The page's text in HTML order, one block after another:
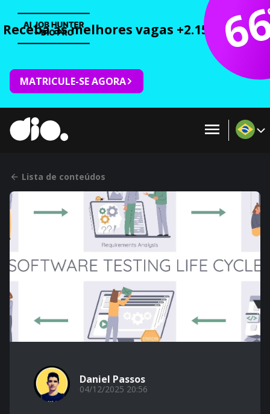
Receba as melhores vagas +2.150 cursos
MATRICULE-SE AGORA
Lista de conteúdos
Daniel Passos
04/12/2025 20:56